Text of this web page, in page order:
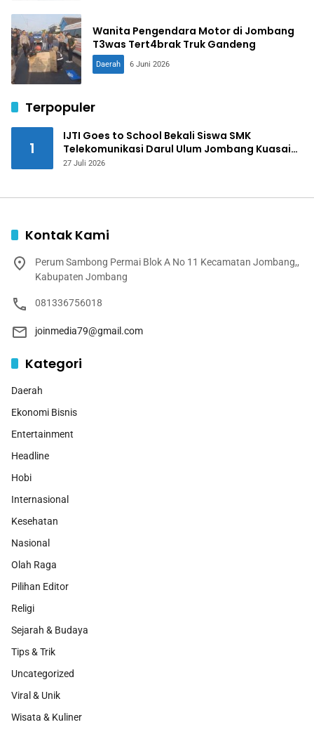
Wanita Pengendara Motor di Jombang
T3was Tert4brak Truk Gandeng
Daerah 6 Juni 2026
Terpopuler
1
IJTI Goes to School Bekali Siswa SMK
Telekomunikasi Darul Ulum Jombang Kuasai
Jurnalistik Digital
27 Juli 2026
Kontak Kami
Perum Sambong Permai Blok A No 11 Kecamatan Jombang,,
Kabupaten Jombang
081336756018
joinmedia79@gmail.com
Kategori
Daerah
Ekonomi Bisnis
Entertainment
Headline
Hobi
Internasional
Kesehatan
Nasional
Olah Raga
Pilihan Editor
Religi
Sejarah & Budaya
Tips & Trik
Uncategorized
Viral & Unik
Wisata & Kuliner